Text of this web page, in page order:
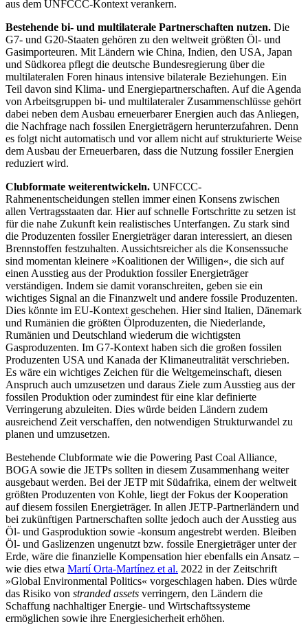
aus dem UNFCCC-Kontext ver­ankern.
Bestehende bi- und multilaterale Part­ner­schaften nutzen. Die
G7- und G20-Staaten gehören zu den weltweit größten Öl- und
Gasimporteuren. Mit Ländern wie China, Indien, den USA, Japan
und Süd­korea pflegt die deutsche Bundesregierung über die
multilateralen Foren hinaus inten­sive bila­terale Beziehungen. Ein
Teil davon sind Klima- und Energiepartnerschaften. Auf die Agenda
von Arbeitsgruppen bi- und multi­lateraler Zusammenschlüsse gehört
dabei neben dem Ausbau erneuerbarer Energien auch das Anliegen,
die Nachfrage nach fossilen Energieträgern herunter­zu­fahren. Denn
es folgt nicht automatisch und vor allem nicht auf strukturierte Weise
dem Ausbau der Erneuerbaren, dass die Nutzung fossiler Energien
reduziert wird.
Clubformate weiterentwickeln. UNFCCC-
Rahmenentscheidungen stellen immer einen Konsens zwischen
allen Ver­trags­staaten dar. Hier auf schnelle Fort­schritte zu setzen ist
für die nahe Zukunft kein realistisches Unterfangen. Zu stark sind
die Produzenten fossiler Energieträger daran interessiert, an diesen
Brennstoffen fest­­zuhalten. Aussichtsreicher als die Kon­sens­suche
sind momentan kleinere »Koali­tionen der Willigen«, die sich auf
einen Ausstieg aus der Produktion fossiler Ener­gieträger
verständigen. Indem sie damit vor­anschrei­ten, geben sie ein
wichtiges Signal an die Finanzwelt und andere fossile Produ­zenten.
Dies könnte im EU-Kontext gesche­hen. Hier sind Italien, Dänemark
und Rumänien die größten Ölproduzenten, die Niederlande,
Rumänien und Deutschland wiederum die wichtigsten
Gasproduzenten. Im G7-Kon­text haben sich die großen fos­silen
Produ­zenten USA und Kanada der Klimaneutra­lität verschrieben.
Es wäre ein wichtiges Zeichen für die Weltgemein­schaft, diesen
Anspruch auch umzusetzen und daraus Ziele zum Ausstieg aus der
fossilen Produk­tion oder zumindest für eine klar definierte
Verringerung abzulei­ten. Dies würde bei­den Ländern zudem
ausreichend Zeit ver­schaffen, den notwen­digen Strukturwandel zu
planen und um­zusetzen.
Bestehende Clubformate wie die Powe­ring Past Coal Alliance,
BOGA sowie die JETPs sollten in diesem Zusammenhang weiter
ausgebaut werden. Bei der JETP mit Südafrika, einem der weltweit
größten Produzenten von Kohle, liegt der Fokus der Kooperation
auf diesem fossilen Energie­träger. In allen JETP-Partnerländern und
bei zukünftigen Partnerschaften sollte jedoch auch der Ausstieg aus
Öl- und Gasproduk­tion sowie ‑konsum angestrebt werden. Bleiben
Öl- und Gaslizenzen ungenutzt bzw. fossile Energieträger unter der
Erde, wäre die finanzielle Kompensation hier ebenfalls ein Ansatz –
wie dies etwa Martí Orta-Martínez et al. 2022 in der Zeitschrift
»Global Environmental Politics« vorge­schlagen haben. Dies würde
das Risiko von stranded assets verringern, den Ländern die
Schaffung nachhaltiger Energie- und Wirt­schaftssysteme
ermöglichen sowie ihre Energiesicherheit erhöhen.